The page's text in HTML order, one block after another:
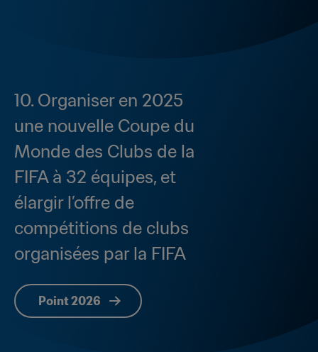
10. Organiser en 2025
une nouvelle Coupe du
Monde des Clubs de la
FIFA à 32 équipes, et
élargir l’offre de
compétitions de clubs
organisées par la FIFA
Point 2026